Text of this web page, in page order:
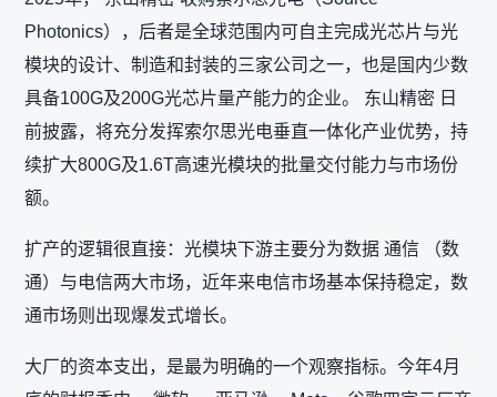
Photonics），后者是全球范围内可自主完成光芯片与光
模块的设计、制造和封装的三家公司之一，也是国内少数
具备100G及200G光芯片量产能力的企业。 东山精密 日
前披露，将充分发挥索尔思光电垂直一体化产业优势，持
续扩大800G及1.6T高速光模块的批量交付能力与市场份
额。
扩产的逻辑很直接：光模块下游主要分为数据 通信 （数
通）与电信两大市场，近年来电信市场基本保持稳定，数
通市场则出现爆发式增长。
大厂的资本支出，是最为明确的一个观察指标。今年4月